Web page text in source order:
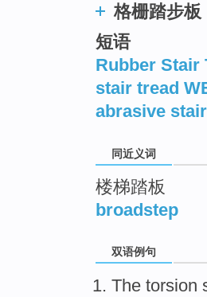
格栅踏步板
短语
Rubber Stair
stair tread
abrasive
同近义词
楼梯踏板
broadstep
双语例句
The torsion